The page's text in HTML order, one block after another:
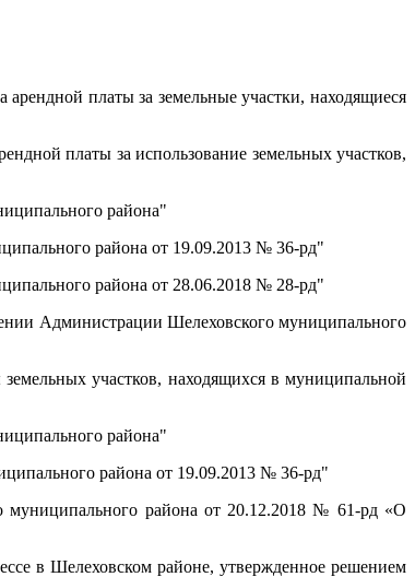
платы за земельные участки, находящиеся
платы за использование земельных участков,
района"
района от 19.09.2013 № 36-рд"
района от 28.06.2018 № 28-рд"
Администрации Шелеховского муниципального
участков, находящихся в муниципальной
района"
района от 19.09.2013 № 36-рд"
района от 20.12.2018 № 61-рд «О
в Шелеховском районе, утвержденное решением